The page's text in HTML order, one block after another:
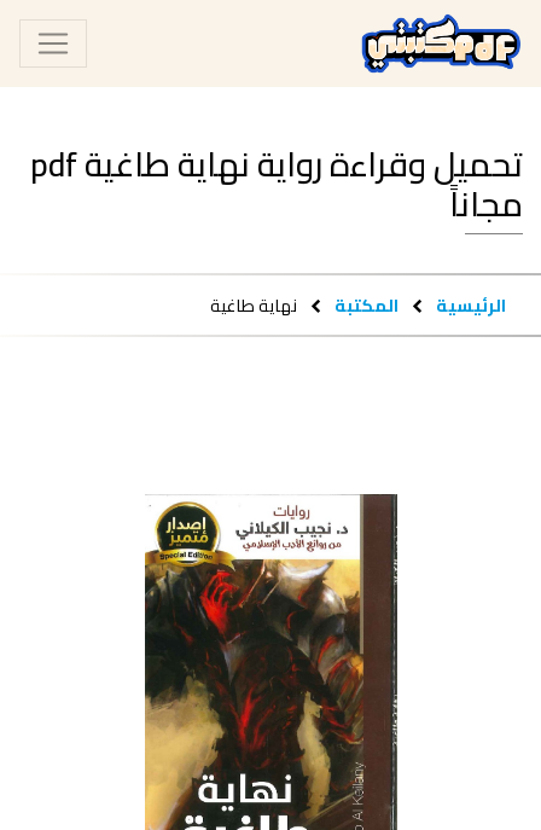
تحميل وقراءة رواية نهاية طاغية pdf
مجاناً
الرئيسية المكتبة نهاية طاغية